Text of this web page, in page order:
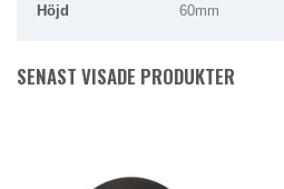
Höjd
60mm
SENAST VISADE PRODUKTER